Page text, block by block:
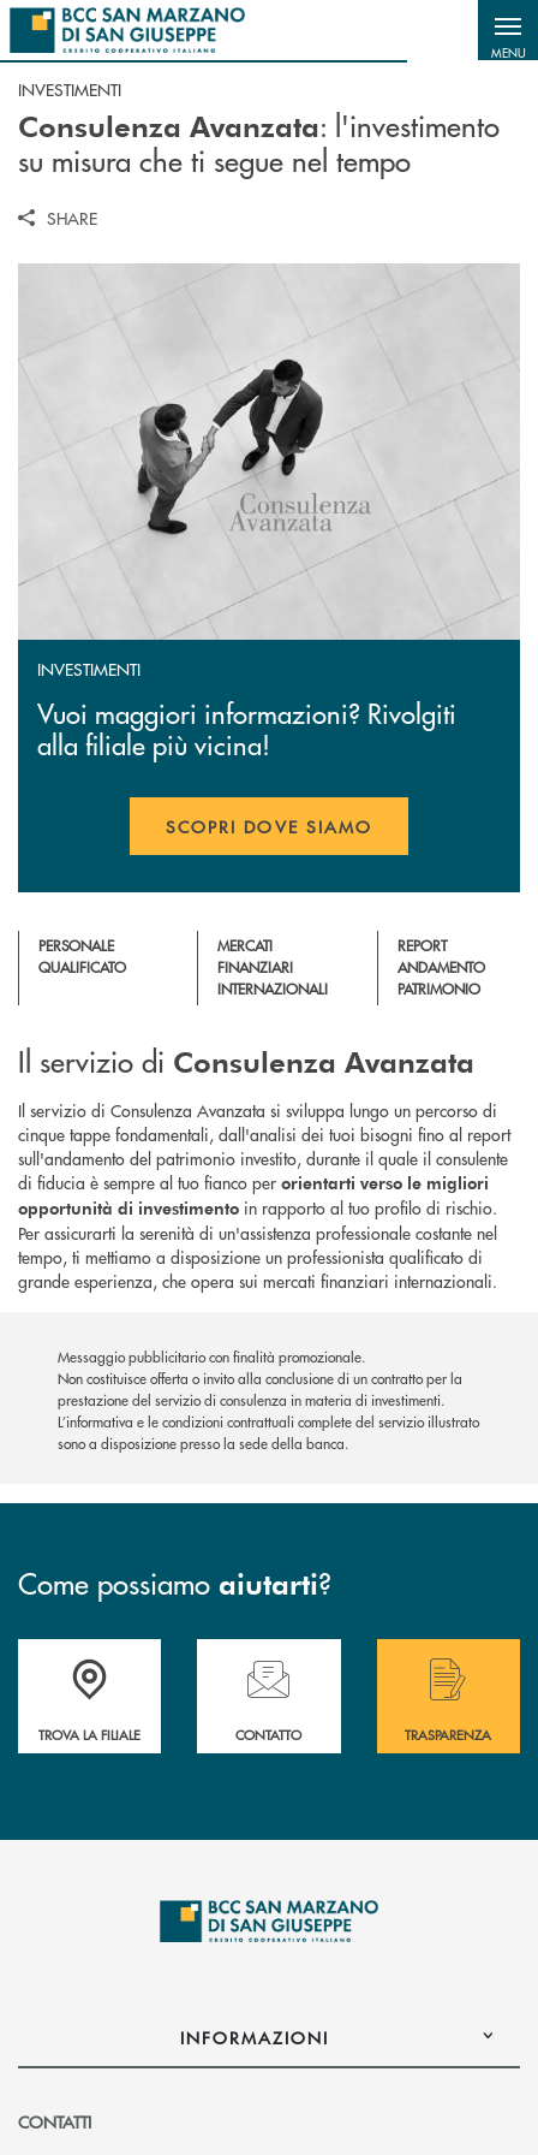
Salta al contenuto principale
MENU
INVESTIMENTI
Consulenza Avanzata: l'investimento
su misura che ti segue nel tempo
SHARE
INVESTIMENTI
Vuoi maggiori informazioni? Rivolgiti
alla filiale più vicina!
SCOPRI DOVE SIAMO
PERSONALE
QUALIFICATO
MERCATI
FINANZIARI
INTERNAZIONALI
REPORT
ANDAMENTO
PATRIMONIO
Il servizio di Consulenza Avanzata
Il servizio di Consulenza Avanzata si sviluppa lungo un percorso di
cinque tappe fondamentali, dall'analisi dei tuoi bisogni fino al report
sull'andamento del patrimonio investito, durante il quale il consulente
di fiducia è sempre al tuo fianco per orientarti verso le migliori
opportunità di investimento in rapporto al tuo profilo di rischio.
Per assicurarti la serenità di un'assistenza professionale costante nel
tempo, ti mettiamo a disposizione un professionista qualificato di
grande esperienza, che opera sui mercati finanziari internazionali.
Messaggio pubblicitario con finalità promozionale.
Non costituisce offerta o invito alla conclusione di un contratto per la
prestazione del servizio di consulenza in materia di investimenti.
L’informativa e le condizioni contrattuali complete del servizio illustrato
sono a disposizione presso la sede della banca.
Come possiamo aiutarti?
Accedi all' elenco completo delle filiali di Bcc San Marzano.
TROVA LA FILIALE
Hai bisogno di assistenza immediata?
CONTATTO
Hai bisogno di
TRASPARENZA
INFORMAZIONI
CONTATTI